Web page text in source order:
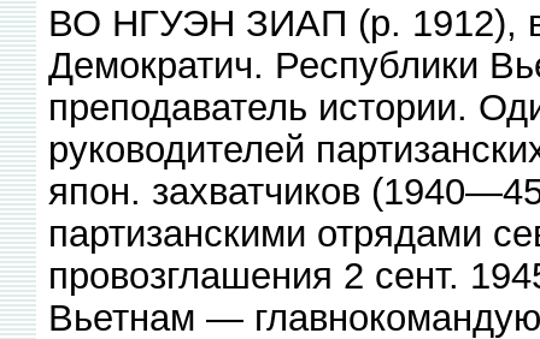
ВО НГУЭН ЗИАП (р. 1912),
Демократич. Республики
преподаватель истории.
руководителей
япон. захватчиков
партизанскими отрядами
провозглашения 2 сент.
Вьетнам —